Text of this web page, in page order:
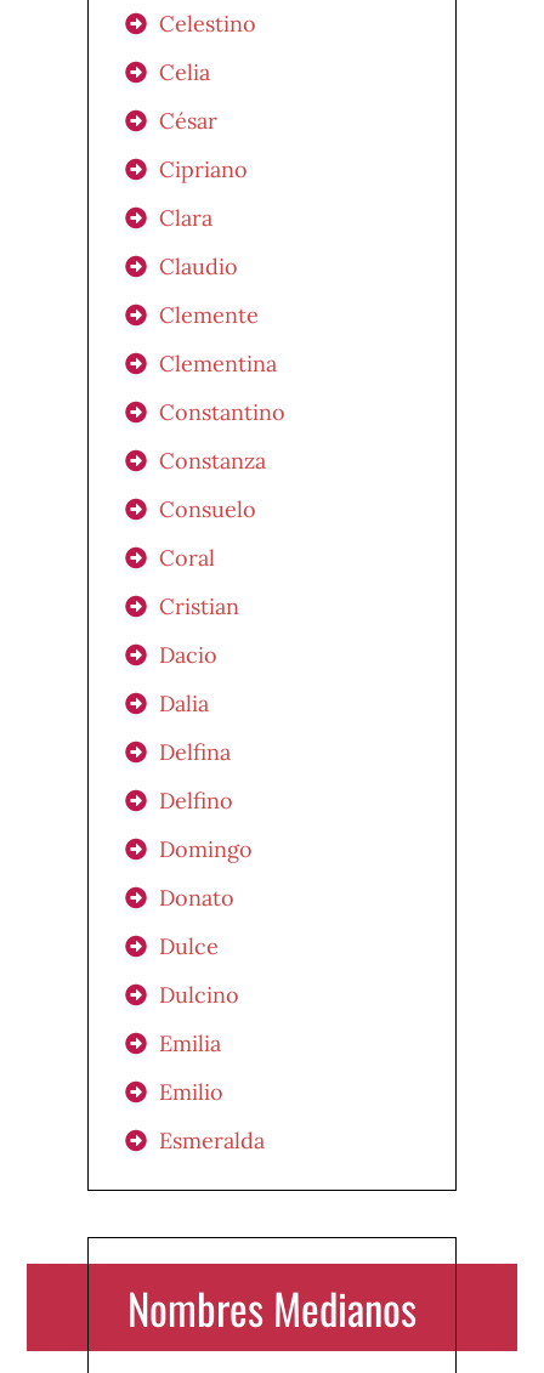
Celestino
Celia
César
Cipriano
Clara
Claudio
Clemente
Clementina
Constantino
Constanza
Consuelo
Coral
Cristian
Dacio
Dalia
Delfina
Delfino
Domingo
Donato
Dulce
Dulcino
Emilia
Emilio
Esmeralda
Nombres Medianos